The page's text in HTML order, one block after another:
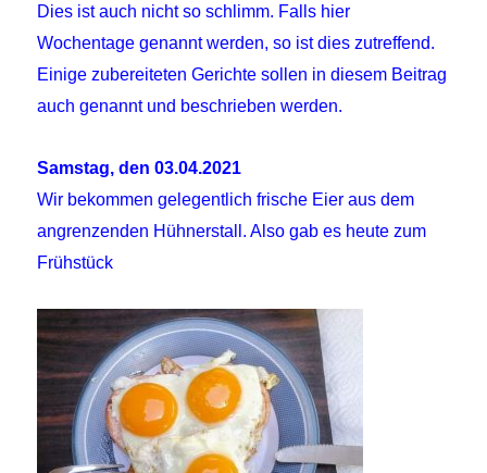
Dies ist auch nicht so schlimm. Falls hier
Wochentage genannt werden, so ist dies zutreffend.
Einige zubereiteten Gerichte sollen in diesem Beitrag
auch genannt und beschrieben werden.
Samstag, den 03.04.2021
Wir bekommen gelegentlich frische Eier aus dem
angrenzenden Hühnerstall. Also gab es heute zum
Frühstück